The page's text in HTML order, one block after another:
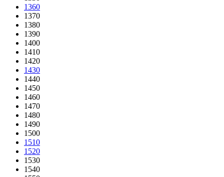
1360
1370
1380
1390
1400
1410
1420
1430
1440
1450
1460
1470
1480
1490
1500
1510
1520
1530
1540